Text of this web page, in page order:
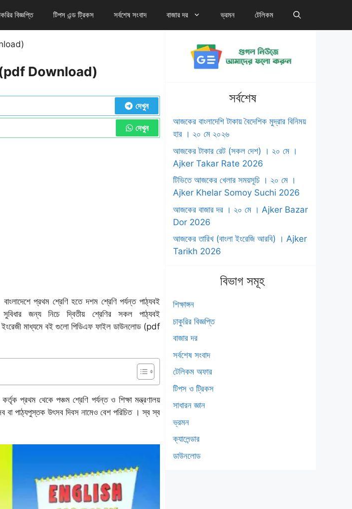
বিজ্ঞপ্তি টিপস এন্ড ট্রিকস সর্বশেষ সংবাদ বাজার দর ভ্রমন টেলিকম
(pdf Download)
দেখুন
দেখুন
প্রথম শ্রেণি হতে দশম শ্রেণি পর্যন্ত পাঠ্যবই
জন্য নিচেদ্বিতীয় শ্রেণির সকল পাঠ্যবই
মাধ্যমে বই গুলো পিডিএফ ফাইল ডাউনলোড (pdf
প্রথম থেকে পঞ্চম শ্রেণি পর্যন্ত ও শিক্ষা মন্ত্রণালয়
বা পাঠ্যপুস্তক উৎসব দিবস নামেও বেশ পরিচিত । স্ব স্ব
সর্বশেষ
আজকের বাংলাদেশি টাকায় বৈদেশিক মুদ্রার বিনিময়
হার । ২০ মে ২০২৬
আজকের টাকার রেট (সকল দেশ) । ২০ মে ।
‍Ajker Takar Rate 2026
টিভিতে আজকের খেলার সময়সূচি । ২০ মে ।
Ajker Khelar Somoy Suchi 2026
আজকের বাজার দর । ২০ মে । Ajker Bazar
Dor 2026
আজকের তারিখ (বাংলা ইংরেজি আরবি) । Ajker
Tarikh 2026
বিভাগ সমূহ
শিক্ষাঙ্গন
চাকুরির বিজ্ঞপ্তি
বাজার দর
সর্বশেষ সংবাদ
টেলিকম অফার
টিপস ও ট্রিকস
সাধারন জ্ঞান
ভ্রমন
ক্যালেন্ডার
ডাউনলোড